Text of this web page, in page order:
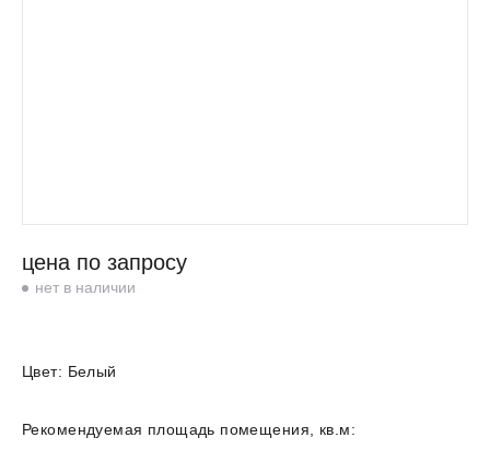
цена по запросу
нет в наличии
Цвет: Белый
Рекомендуемая площадь помещения, кв.м: